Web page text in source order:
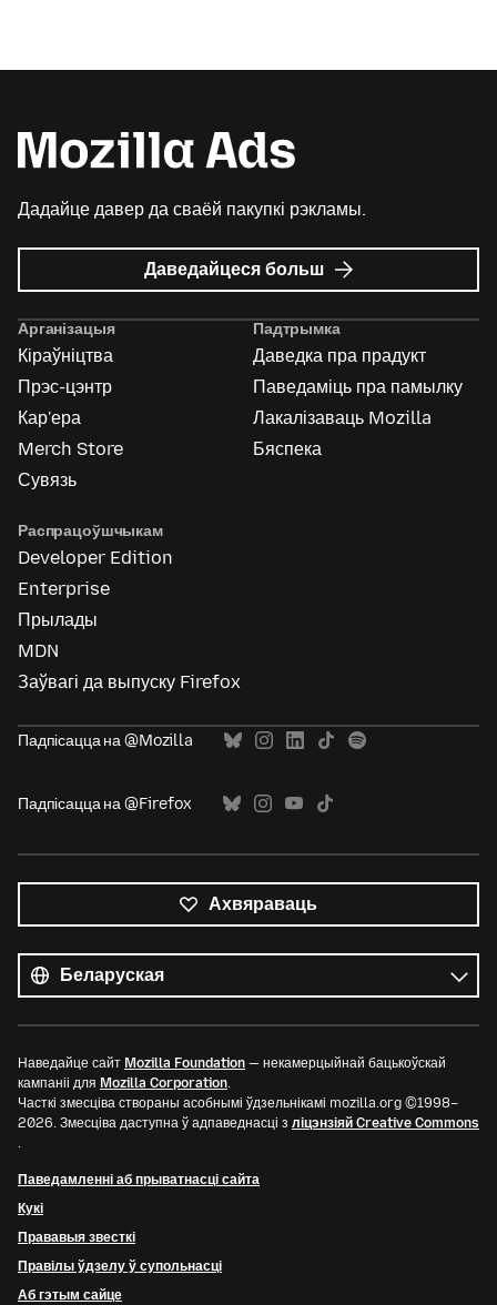
Дадайце давер да сваёй пакупкі рэкламы.
Даведайцеся больш пра
Mozilla
Арганізацыя
Кіраўніцтва
Прэс-цэнтр
Кар'ера
Merch Store
Сувязь
Падтрымка
Даведка пра прадукт
Паведаміць пра памылку
Лакалізаваць Mozilla
Бяспека
Распрацоўшчыкам
Developer Edition
Enterprise
Прылады
MDN
Заўвагі да выпуску Firefox
Падпісацца на @Mozilla
Падпісацца на @Firefox
Ахвяраваць
мовы
Мова
Наведайце сайт Mozilla Foundation — некамерцыйнай бацькоўскай
кампаніі для Mozilla Corporation.
Часткі змесціва створаны асобнымі ўдзельнікамі mozilla.org ©1998–
2026. Змесціва даступна ў адпаведнасці з ліцэнзіяй Creative Commons
.
Паведамленні аб прыватнасці сайта
Кукі
Прававыя звесткі
Правілы ўдзелу ў супольнасці
Аб гэтым сайце